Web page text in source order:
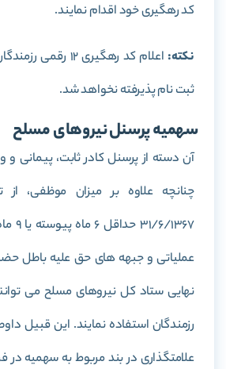
کد رهگیری خود اقدام نمایند.
نکته:
اعلام کد رهگیری 12
ثبت نام پذیرفته نخواهد شد.
سهمیه پرسنل نیروهای مسلح
آن دسته از پرسنل کادر ثابت، پیمانی
31/
عملیاتی و جبهه های حق علیه باطل
نهایی ستاد کل نیروهای مسلح می
رزمندگان استفاده نمایند. این قبیل
علامتگذاری در بند مربوط به سهمیه در